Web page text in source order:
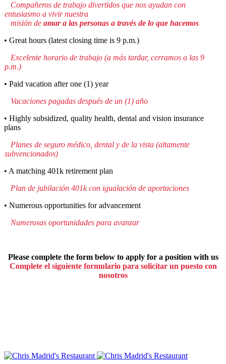
Compañeros de trabajo divertidos que nos ayudan con
entusiasmo a vivir nuestra
misión de amar a las personas a través de lo que hacemos
• Great hours (latest closing time is 9 p.m.)
Excelente horario de trabajo (a más tardar, cerramos a las 9
p.m.)
• Paid vacation after one (1) year
Vacaciones pagadas después de un (1) año
• Highly subsidized, quality health, dental and vision insurance
plans
Planes de seguro médico, dental y de la vista (altamente
subvencionados)
• A matching 401k retirement plan
Plan de jubilación 401k con igualación de aportaciones
• Numerous opportunities for advancement
Numerosas oportunidades para avanzar
Please complete the form below to apply for a position with us
Complete el siguiente formulario para solicitar un puesto con
nosotros